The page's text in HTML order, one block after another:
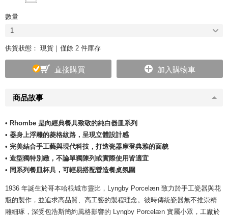
商品故事
• Rhombe 是向經典餐具致敬的純白器皿系列
• 器身上浮雕的菱格紋路，呈現立體設計感
• 完美結合手工藝與現代科技，打造瓷器摩登典雅的面貌
• 造型獨特別緻，不論單獨陳列或實際使用皆適宜
• 同系列餐皿杯具，可輕易搭配營造餐桌氛圍
1936 年誕生於哥本哈根城市靈比，Lyngby Porcelæn 致力於手工瓷器與花
瓶的製作，並追求高品質、高工藝的製程理念。彼時傳統瓷器無不推崇精
雕細琢，深受包浩斯簡約風格影響的 Lyngby Porcelæn 實屬小眾，工廠於
數量
1
供貨狀態： 現貨｜僅餘 2 件庫存
直接購買 加入購物車